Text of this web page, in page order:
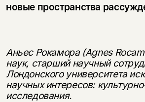
новые пространства
Аньес Рокамора (Agnes
наук, старший научный
Лондонского университета
научных интересов:
исследования.